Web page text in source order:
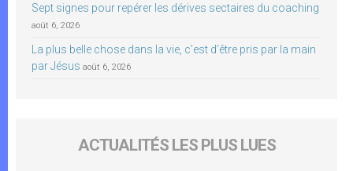
Sept signes pour repérer les dérives sectaires du coaching
août 6, 2026
La plus belle chose dans la vie, c’est d’être pris par la main
par Jésus août 6, 2026
ACTUALITÉS LES PLUS LUES